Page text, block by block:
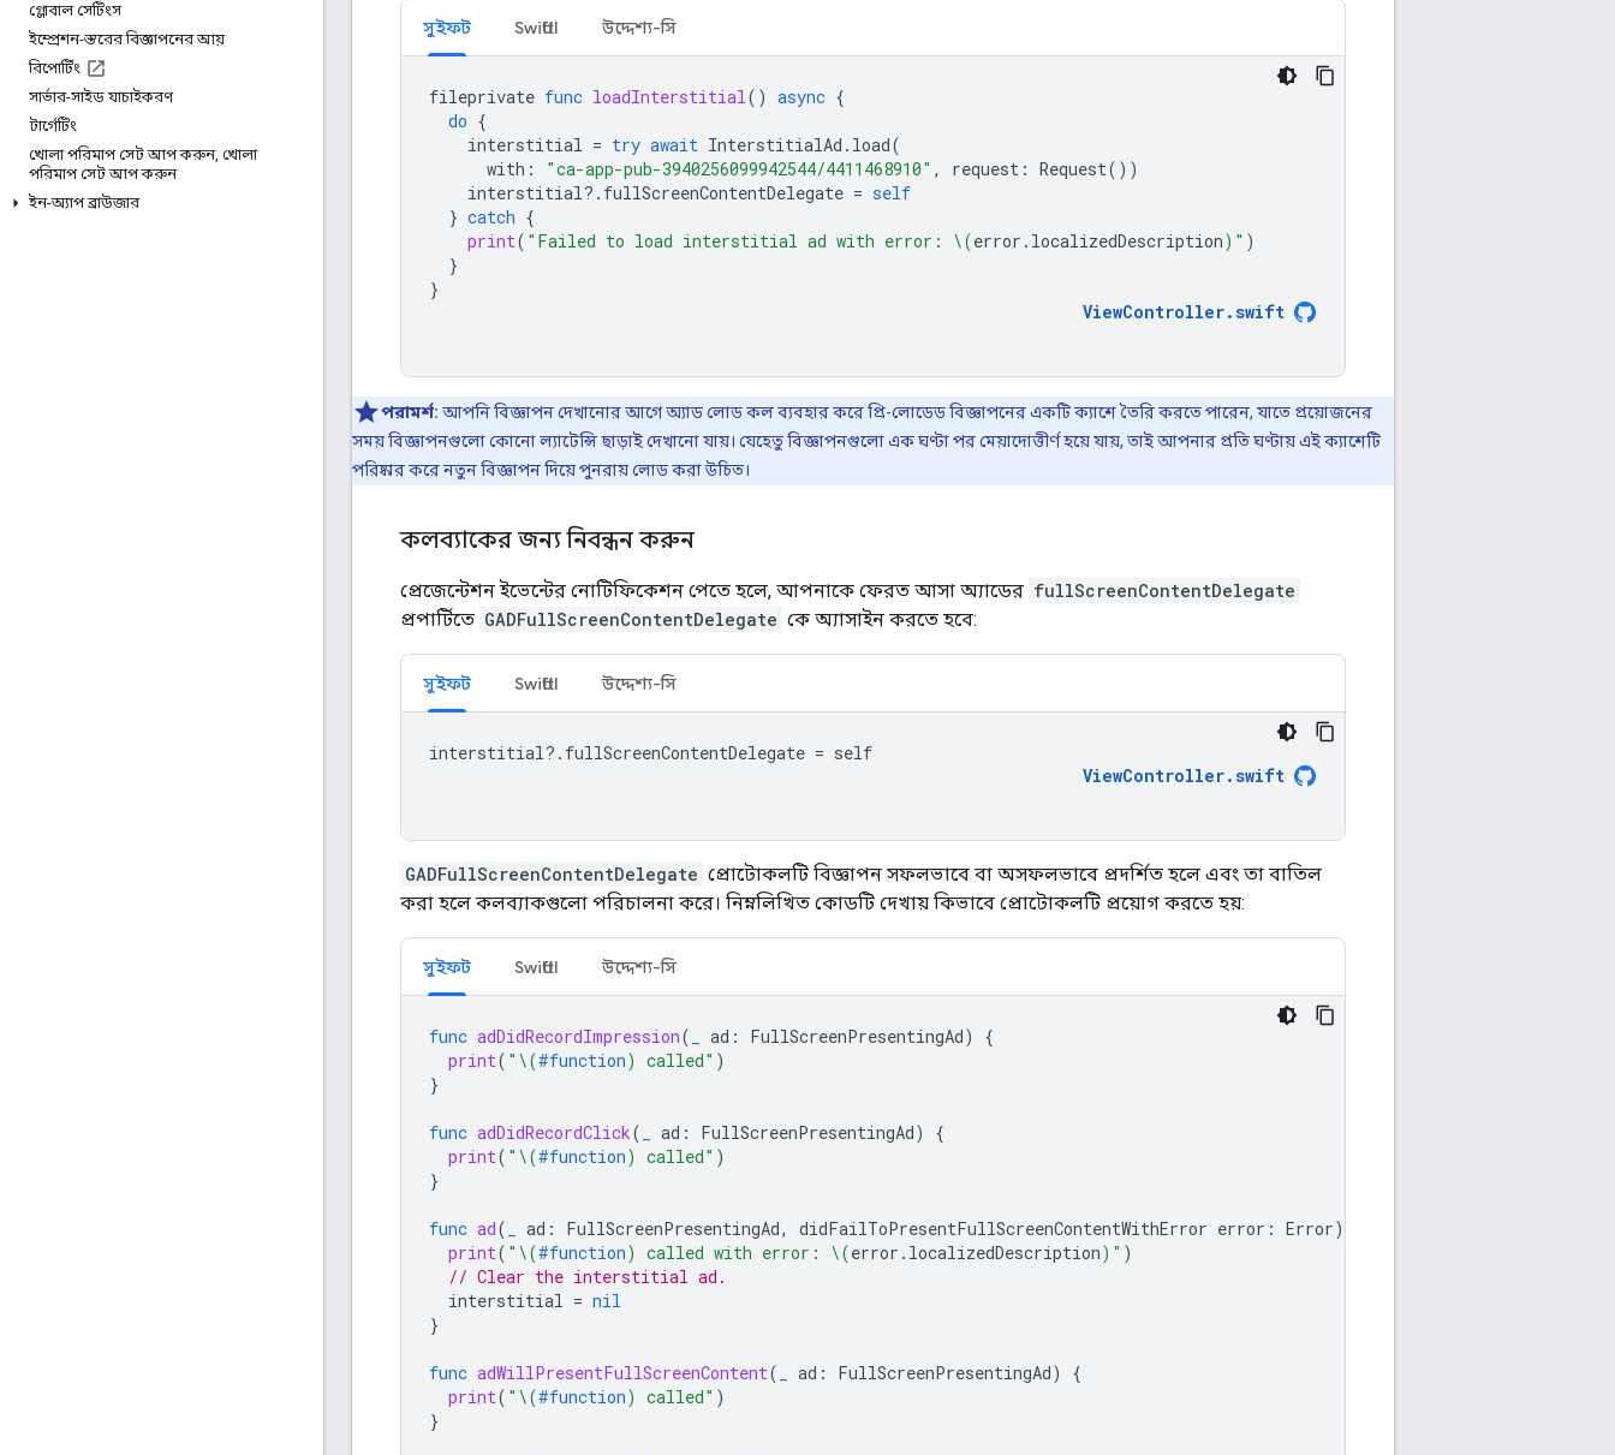
গ্লোবাল সেটিংস
ইম্প্রেশন-স্তরের বিজ্ঞাপনের আয়
রিপোর্টিং
সার্ভার-সাইড যাচাইকরণ
টার্গেটিং
খোলা পরিমাপ সেট আপ করুন, খোলা
পরিমাপ সেট আপ করুন
ইন-অ্যাপ ব্রাউজার
সুইফট SwiftUI উদ্দেশ্য-সি
fileprivate func loadInterstitial() async {
do {
interstitial = try await InterstitialAd . load(
with : "ca-app-pub-3940256099942544/4411468910" , request : Request())
interstitial?. fullScreenContentDelegate = self
} catch {
print( "Failed to load interstitial ad with error: \(error . localizedDescription) " )
}
}
ViewController.swift
পরামর্শ: আপনি বিজ্ঞাপন দেখানোর আগে অ্যাড লোড কল ব্যবহার করে প্রি-লোডেড বিজ্ঞাপনের একটি ক্যাশে তৈরি করতে পারেন, যাতে প্রয়োজনের
সময় বিজ্ঞাপনগুলো কোনো ল্যাটেন্সি ছাড়াই দেখানো যায়। যেহেতু বিজ্ঞাপনগুলো এক ঘণ্টা পর মেয়াদোত্তীর্ণ হয়ে যায়, তাই আপনার প্রতি ঘণ্টায় এই ক্যাশেটি
পরিষ্কার করে নতুন বিজ্ঞাপন দিয়ে পুনরায় লোড করা উচিত।
কলব্যাকের জন্য নিবন্ধন করুন
প্রেজেন্টেশন ইভেন্টের নোটিফিকেশন পেতে হলে, আপনাকে ফেরত আসা অ্যাডের fullScreenContentDelegate
প্রপার্টিতে GADFullScreenContentDelegate কে অ্যাসাইন করতে হবে:
সুইফট SwiftUI উদ্দেশ্য-সি
interstitial?. fullScreenContentDelegate = self
ViewController.swift
GADFullScreenContentDelegate প্রোটোকলটি বিজ্ঞাপন সফলভাবে বা অসফলভাবে প্রদর্শিত হলে এবং তা বাতিল
করা হলে কলব্যাকগুলো পরিচালনা করে। নিম্নলিখিত কোডটি দেখায় কিভাবে প্রোটোকলটি প্রয়োগ করতে হয়:
সুইফট SwiftUI উদ্দেশ্য-সি
func adDidRecordImpression( ad : FullScreenPresentingAd)
{
print( " \(#function) called" )
}
func adDidRecordClick( ad : FullScreenPresentingAd)
{
print( " \(#function) called" )
}
func ad( ad : FullScreenPresentingAd, didFailToPresentFullScreenContentWithError error : Error)
print( " \(#function) called with error: \(error . localizedDescription) " )
// Clear the interstitial ad.
interstitial = nil
}
func adWillPresentFullScreenContent( ad : FullScreenPresentingAd)
{
print( " \(#function) called" )
}